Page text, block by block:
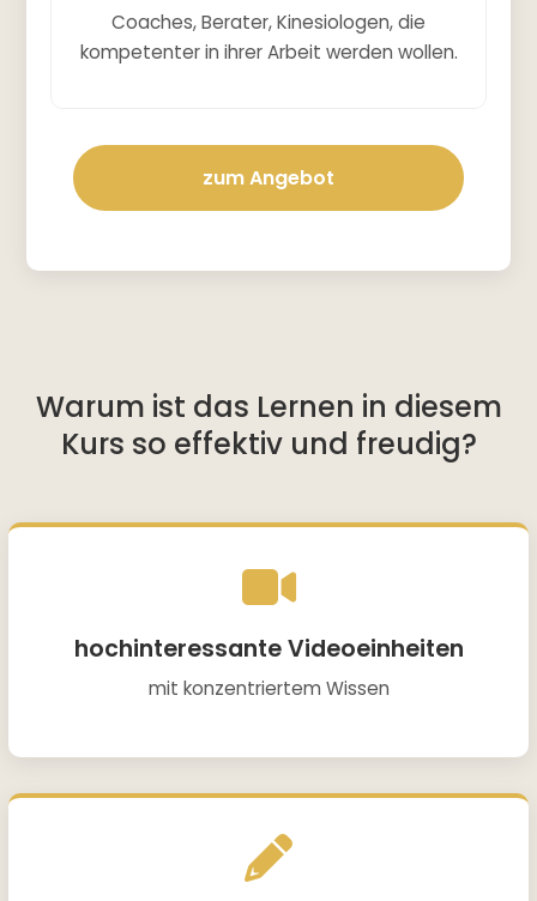
Coaches, Berater, Kinesiologen, die
kompetenter in ihrer Arbeit werden wollen.
zum Angebot
Warum ist das Lernen in diesem
Kurs so effektiv und freudig?
hochinteressante Videoeinheiten
mit konzentriertem Wissen